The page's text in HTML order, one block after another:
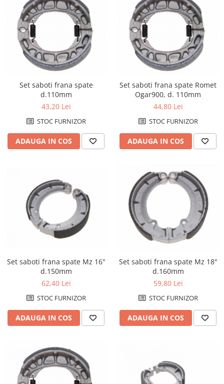
Set saboti frana spate
d.110mm
43,20 Lei
STOC FURNIZOR
ADAUGA IN COS
Set saboti frana spate Romet
Ogar900, d. 110mm
44,80 Lei
STOC FURNIZOR
ADAUGA IN COS
Set saboti frana spate Mz 16"
d.150mm
62,40 Lei
STOC FURNIZOR
ADAUGA IN COS
Set saboti frana spate Mz 18"
d.160mm
59,80 Lei
STOC FURNIZOR
ADAUGA IN COS